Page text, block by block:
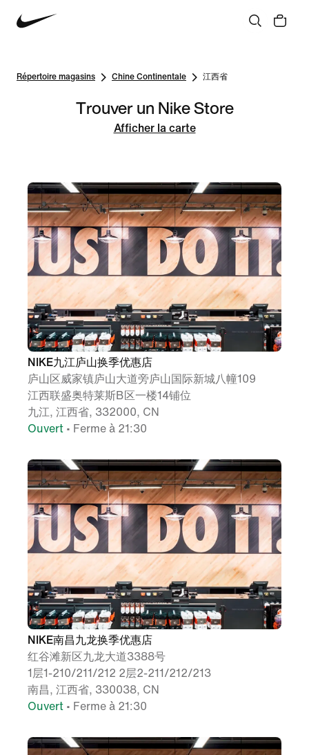
Répertoire magasins Chine Continentale 江西省
Trouver un Nike Store
Afficher la carte
NIKE九江庐山换季优惠店
庐山区威家镇庐山大道旁庐山国际新城八幢109
江西联盛奥特莱斯B区一楼14铺位
九江, 江西省, 332000, CN
Ouvert • Ferme à 21:30
NIKE南昌九龙换季优惠店
红谷滩新区九龙大道3388号
1层1-210/211/212 2层2-211/212/213
南昌, 江西省, 330038, CN
Ouvert • Ferme à 21:30